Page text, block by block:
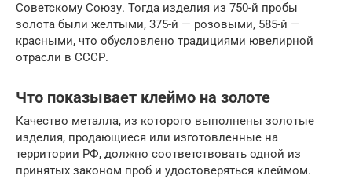
Советскому Союзу. Тогда изделия из 750-й пробы
золота были желтыми, 375-й — розовыми, 585-й —
красными, что обусловлено традициями ювелирной
отрасли в СССР.
Что показывает клеймо на золоте
Качество металла, из которого выполнены золотые
изделия, продающиеся или изготовленные на
территории РФ, должно соответствовать одной из
принятых законом проб и удостоверяться клеймом.